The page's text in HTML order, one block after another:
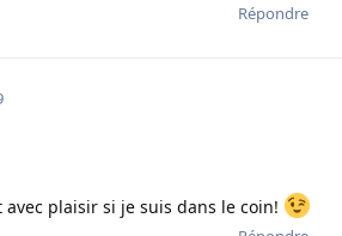
Répondre
avec plaisir si je suis dans le coin!